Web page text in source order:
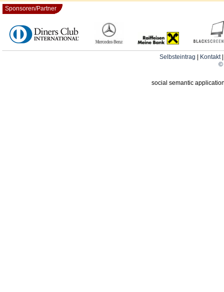
Sponsoren/Partner
Selbsteintrag Kontakt
©
social semantic